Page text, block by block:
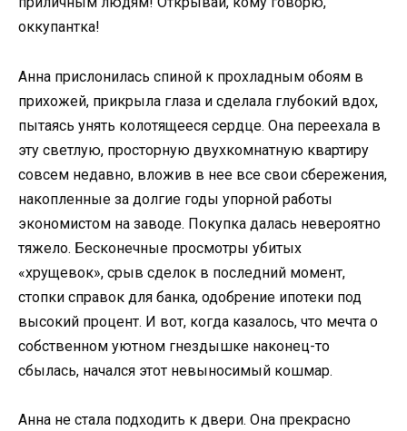
оккупантка!
Анна прислонилась спиной к прохладным обоям в
прихожей, прикрыла глаза и сделала глубокий вдох,
пытаясь унять колотящееся сердце. Она переехала в
эту светлую, просторную двухкомнатную квартиру
совсем недавно, вложив в нее все свои сбережения,
накопленные за долгие годы упорной работы
экономистом на заводе. Покупка далась невероятно
тяжело. Бесконечные просмотры убитых
«хрущевок», срыв сделок в последний момент,
стопки справок для банка, одобрение ипотеки под
высокий процент. И вот, когда казалось, что мечта о
собственном уютном гнездышке наконец-то
сбылась, начался этот невыносимый кошмар.
Анна не стала подходить к двери. Она прекрасно